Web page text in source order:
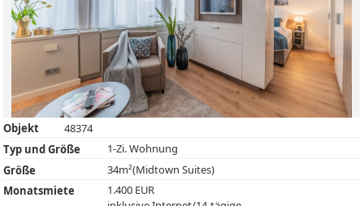
Objekt
48374
Typ und Größe
1-Zi. Wohnung
Größe
34m²(Midtown Suites)
Monatsmiete
1.400 EUR